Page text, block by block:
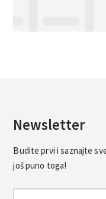
Newsletter
Budite prvi i saznajte
još puno toga!